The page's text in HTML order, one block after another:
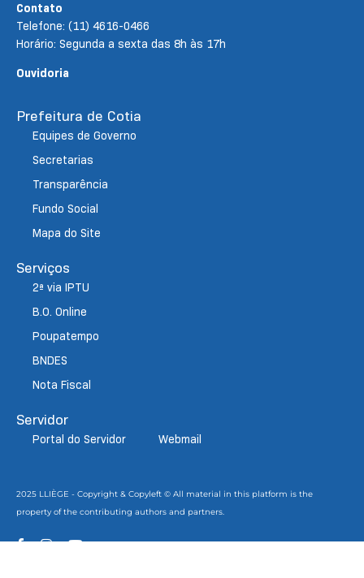
Contato
Telefone: (11) 4616-0466
Horário: Segunda a sexta das 8h às 17h
Ouvidoria
Prefeitura de Cotia
Equipes de Governo
Secretarias
Transparência
Fundo Social
Mapa do Site
Serviços
2ª via IPTU
B.O. Online
Poupatempo
BNDES
Nota Fiscal
Servidor
Portal do Servidor Webmail
2025 LLIÈGE - Copyright & Copyleft © All material in this platform is the
property of the contributing authors and partners.